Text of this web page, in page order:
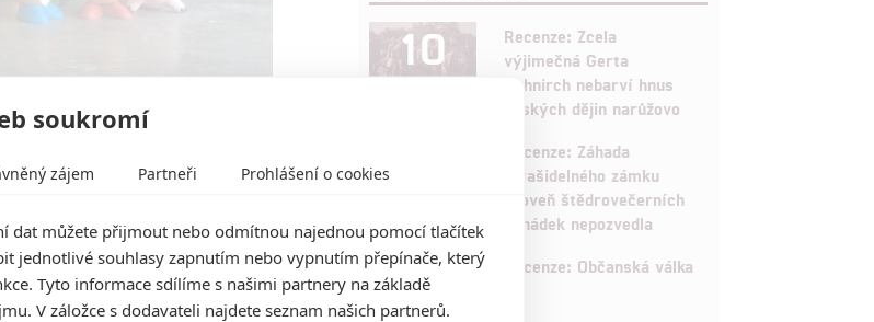
hračkami | Fandíme filmu
10
Recenze: Zcela
výjimečná Gerta
Schnirch nebarví hnus
českých dějin narůžovo
Recenze: Záhada
strašidelného zámku
úroveň štědrovečerních
pohádek nepozvedla
8 Recenze: Občanská válka
soukromí
zájem Partneři Prohlášení o cookies
dat můžete přijmout nebo odmítnou najednou pomocí tlačítek
jednotlivé souhlasy zapnutím nebo vypnutím přepínače, který
Tyto informace sdílíme s našimi partnery na základě
V záložce s dodavateli najdete seznam našich partnerů.